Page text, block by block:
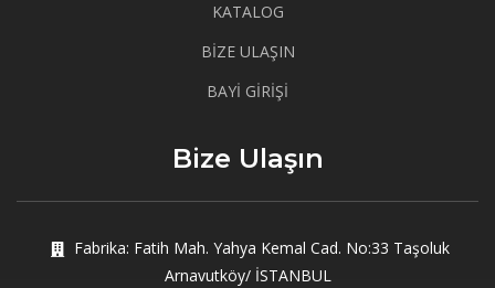
KATALOG
BİZE ULAŞIN
BAYİ GİRİŞİ
Bize Ulaşın
Fabrika: Fatih Mah. Yahya Kemal Cad. No:33 Taşoluk
Arnavutköy/ İSTANBUL